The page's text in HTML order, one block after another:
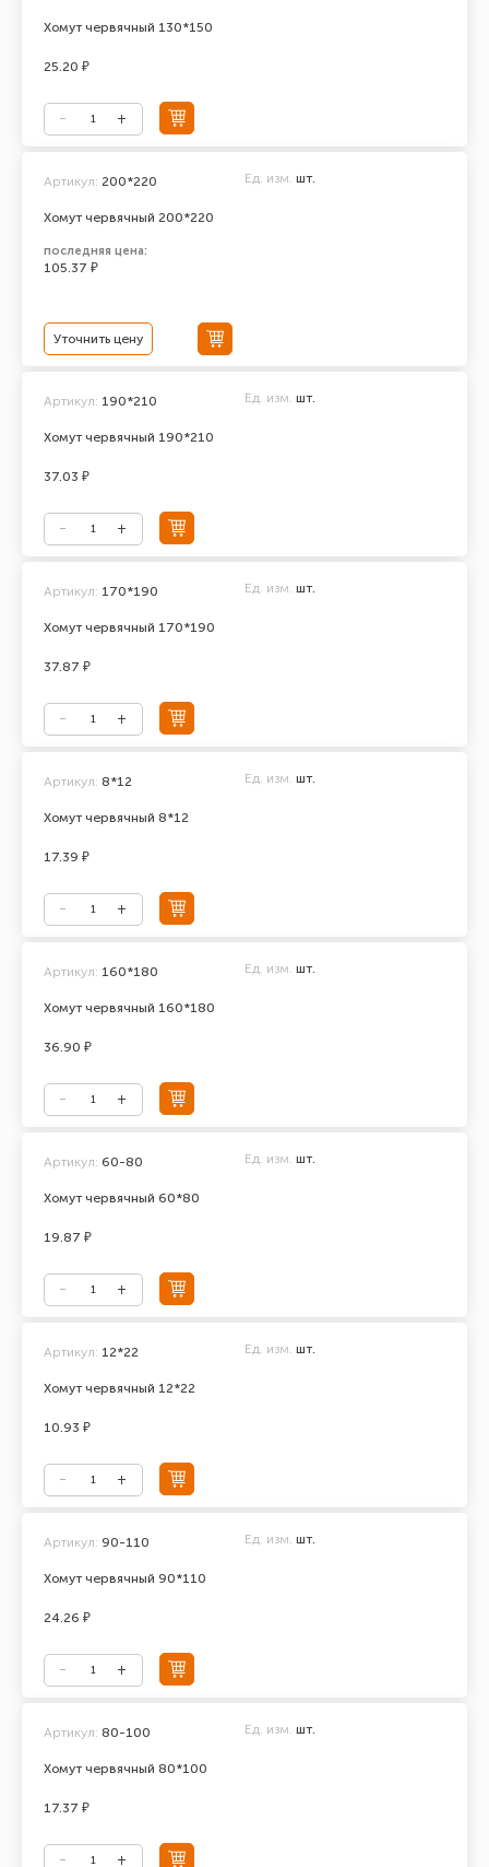
Хомут червячный 130*150
25.20 ₽
Хомут червячный 200*220
Артикул: 200*220 Ед. изм. шт.
последняя цена:
105.37 ₽
Уточнить цену
Хомут червячный 190*210
Артикул: 190*210 Ед. изм. шт.
37.03 ₽
Хомут червячный 170*190
Артикул: 170*190 Ед. изм. шт.
37.87 ₽
Хомут червячный 8*12
Артикул: 8*12 Ед. изм. шт.
17.39 ₽
Хомут червячный 160*180
Артикул: 160*180 Ед. изм. шт.
36.90 ₽
Хомут червячный 60*80
Артикул: 60-80 Ед. изм. шт.
19.87 ₽
Хомут червячный 12*22
Артикул: 12*22 Ед. изм. шт.
10.93 ₽
Хомут червячный 90*110
Артикул: 90-110 Ед. изм. шт.
24.26 ₽
Хомут червячный 80*100
Артикул: 80-100 Ед. изм. шт.
17.37 ₽